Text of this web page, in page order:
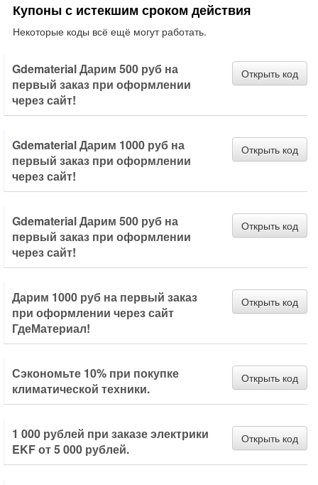
Купоны с истекшим сроком действия
Некоторые коды всё ещё могут работать.
Gdematerial Дарим 500 руб на
первый заказ при оформлении
через сайт!
Открыть код
Gdematerial Дарим 1000 руб на
первый заказ при оформлении
через сайт!
Открыть код
Gdematerial Дарим 500 руб на
первый заказ при оформлении
через сайт!
Открыть код
Дарим 1000 руб на первый заказ
при оформлении через сайт
ГдеМатериал!
Открыть код
Сэкономьте 10% при покупке
климатической техники.
Открыть код
1 000 рублей при заказе электрики
EKF от 5 000 рублей.
Открыть код